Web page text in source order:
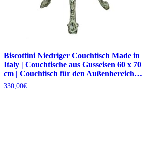
Biscottini Niedriger Couchtisch Made in
Italy | Couchtische aus Gusseisen 60 x 70
cm | Couchtisch für den Außenbereich…
330,00€